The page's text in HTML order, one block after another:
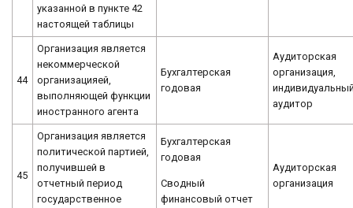
указанной в пункте 42
настоящей таблицы
44
Организация является
некоммерческой
организацияей,
выполняющей функции
иностранного агента
Бухгалтерская
годовая
Аудиторская
организация,
аудитор
45
Организация является
политической партией,
получившей в
отчетный период
государственное
Бухгалтерская
годовая
Сводный
финансовый отчет
Аудиторская
организация